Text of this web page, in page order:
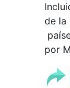
de la
por